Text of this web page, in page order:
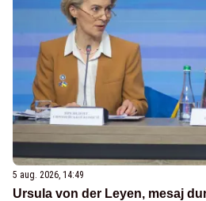
5 aug. 2026, 14:49
Ursula von der Leyen, mesaj